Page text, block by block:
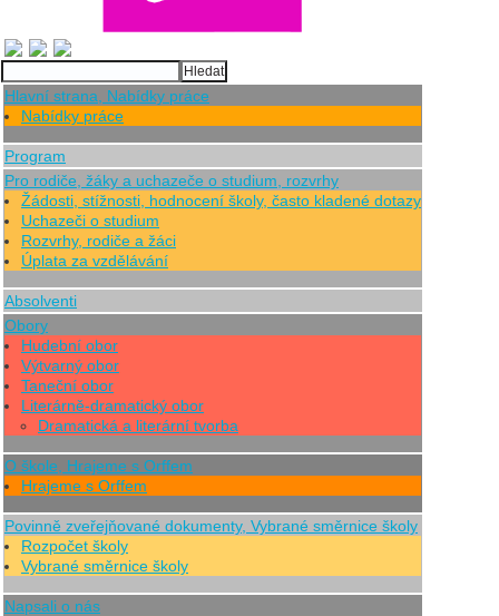
Hlavní strana, Nabídky práce
Nabídky práce
Program
Pro rodiče, žáky a uchazeče o studium, rozvrhy
Žádosti, stížnosti, hodnocení školy, často kladené dotazy
Uchazeči o studium
Rozvrhy, rodiče a žáci
Úplata za vzdělávání
Absolventi
Obory
Hudební obor
Výtvarný obor
Taneční obor
Literárně-dramatický obor
Dramatická a literární tvorba
O škole, Hrajeme s Orffem
Hrajeme s Orffem
Povinně zveřejňované dokumenty, Vybrané směrnice školy
Rozpočet školy
Vybrané směrnice školy
Napsali o nás